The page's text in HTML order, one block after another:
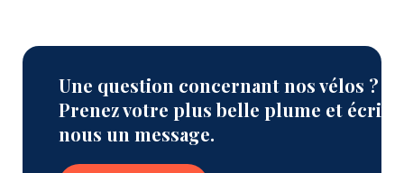
Une question concernant nos vélos ?
Prenez votre plus belle plume et
nous un message.